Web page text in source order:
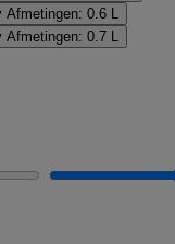
Afmetingen: 0.6 L
Afmetingen: 0.7 L